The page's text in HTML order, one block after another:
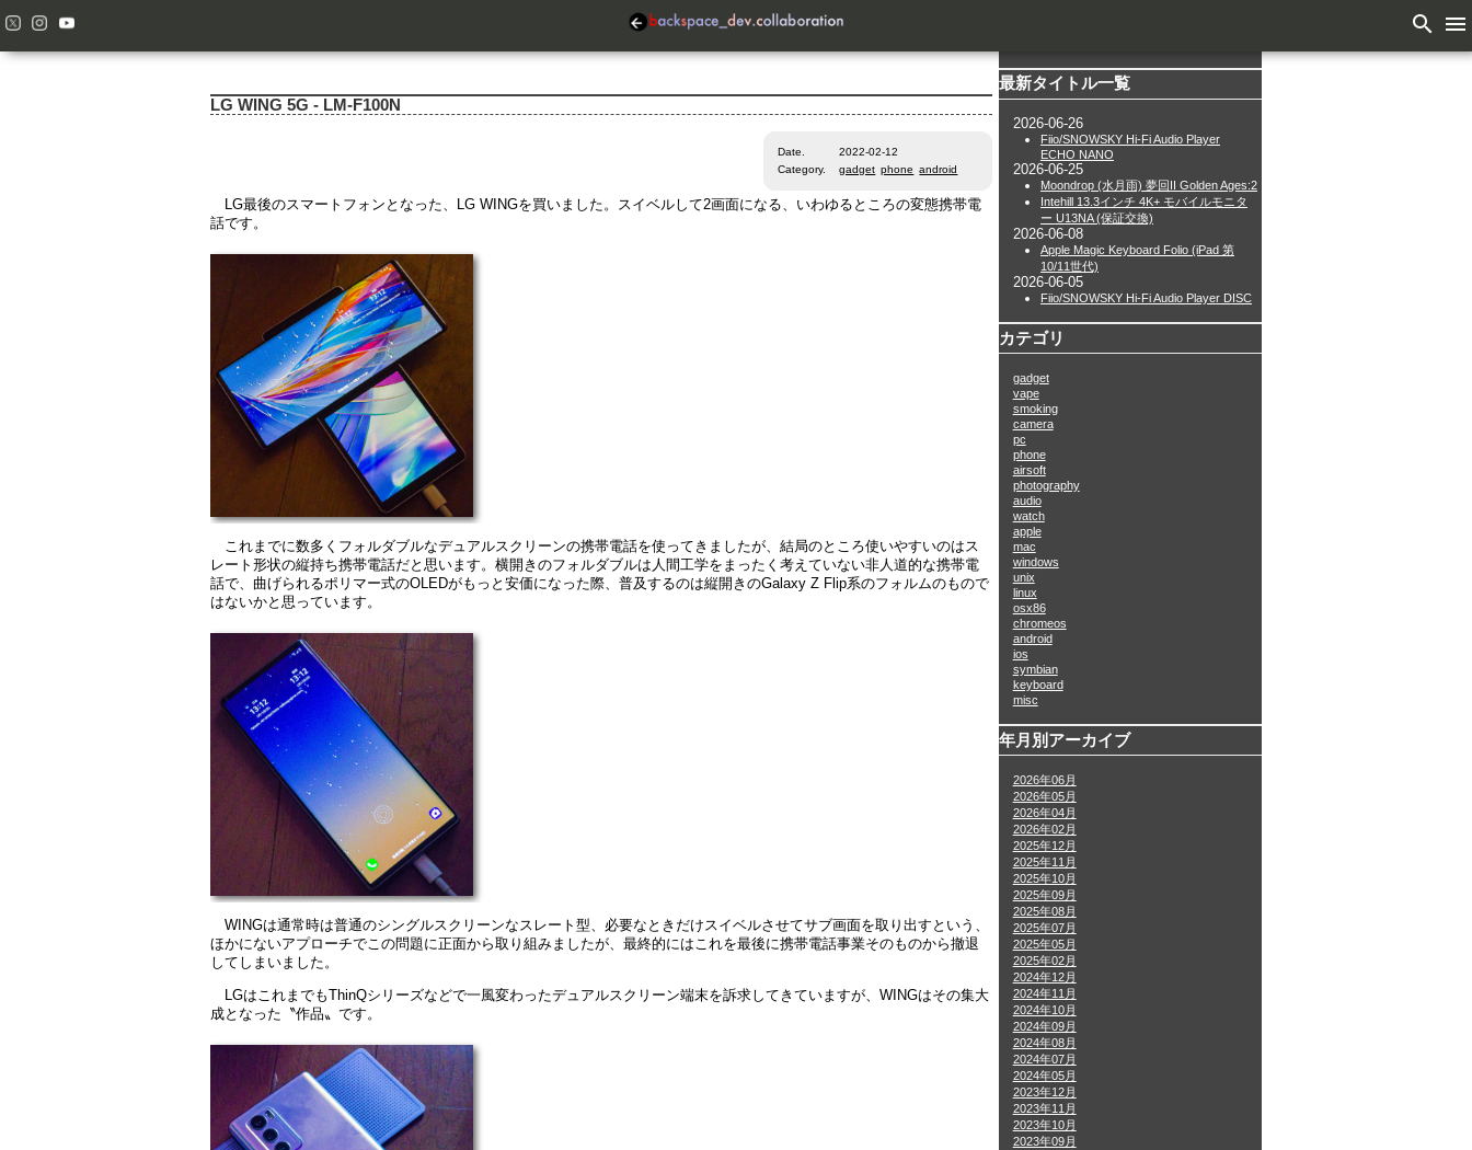
search menu
LG WING 5G - LM-F100N
Date.
2022-02-12
Category.
gadget phone android
LG最後のスマートフォンとなった、LG WINGを買いました。スイベルして2画面になる、いわゆるところの変態携帯電
話です。
これまでに数多くフォルダブルなデュアルスクリーンの携帯電話を使ってきましたが、結局のところ使いやすいのはス
レート形状の縦持ち携帯電話だと思います。横開きのフォルダブルは人間工学をまったく考えていない非人道的な携帯電
話で、曲げられるポリマー式のOLEDがもっと安価になった際、普及するのは縦開きのGalaxy Z Flip系のフォルムのもので
はないかと思っています。
WINGは通常時は普通のシングルスクリーンなスレート型、必要なときだけスイベルさせてサブ画面を取り出すという、
ほかにないアプローチでこの問題に正面から取り組みましたが、最終的にはこれを最後に携帯電話事業そのものから撤退
してしまいました。
LGはこれまでもThinQシリーズなどで一風変わったデュアルスクリーン端末を訴求してきていますが、WINGはその集大
成となった〝作品〟です。
最新タイトル一覧
2026-06-26
Fiio/SNOWSKY Hi-Fi Audio Player
ECHO NANO
2026-06-25
Moondrop (水月雨) 夢回II Golden Ages:2
Intehill 13.3インチ 4K+ モバイルモニタ
ー U13NA (保証交換)
2026-06-08
Apple Magic Keyboard Folio (iPad 第
10/11世代)
2026-06-05
Fiio/SNOWSKY Hi-Fi Audio Player DISC
カテゴリ
gadget
vape
smoking
camera
pc
phone
airsoft
photography
audio
watch
apple
mac
windows
unix
linux
osx86
chromeos
android
ios
symbian
keyboard
misc
年月別アーカイブ
2026年06月
2026年05月
2026年04月
2026年02月
2025年12月
2025年11月
2025年10月
2025年09月
2025年08月
2025年07月
2025年05月
2025年02月
2024年12月
2024年11月
2024年10月
2024年09月
2024年08月
2024年07月
2024年05月
2023年12月
2023年11月
2023年10月
2023年09月